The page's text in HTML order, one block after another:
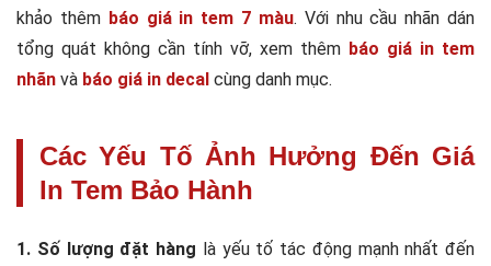
khảo thêm báo giá in tem 7 màu. Với nhu cầu nhãn dán
tổng quát không cần tính vỡ, xem thêm báo giá in tem
nhãn và báo giá in decal cùng danh mục.
Các Yếu Tố Ảnh Hưởng Đến Giá
In Tem Bảo Hành
1. Số lượng đặt hàng là yếu tố tác động mạnh nhất đến